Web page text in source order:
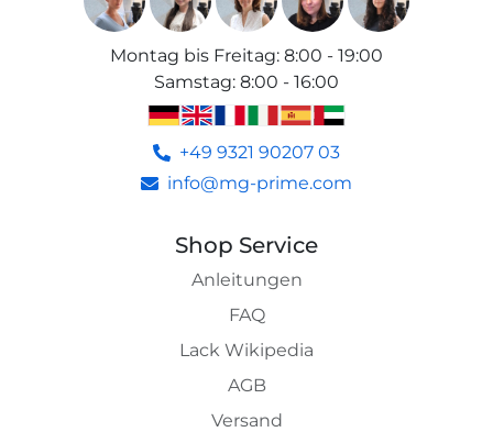
Montag bis Freitag: 8:00 - 19:00
Samstag: 8:00 - 16:00
+49 9321 90207 03
info@mg-prime.com
Shop Service
Anleitungen
FAQ
Lack Wikipedia
AGB
Versand